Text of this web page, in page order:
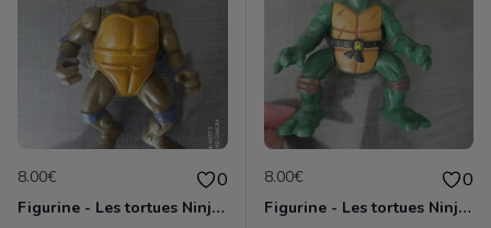
8.00€ 0
Figurine - Les tortues Ninja - Donatello
8.00€ 0
Figurine - Les tortues Ninja - Raphael